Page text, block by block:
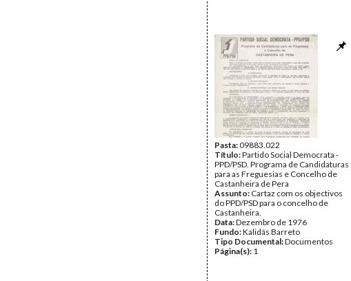
Pasta:09883.022
Título:Partido Social Democrata -
PPD/PSD. Programa de Candidaturas
para as Freguesias e Concelho de
Castanheira de Pera
Assunto: Cartaz com os objectivos
do PPD/PSD para o concelho de
Castanheira.
Data:Dezembro de 1976
Fundo:Kalidás Barreto
Tipo Documental:Documentos
Página(s): 1